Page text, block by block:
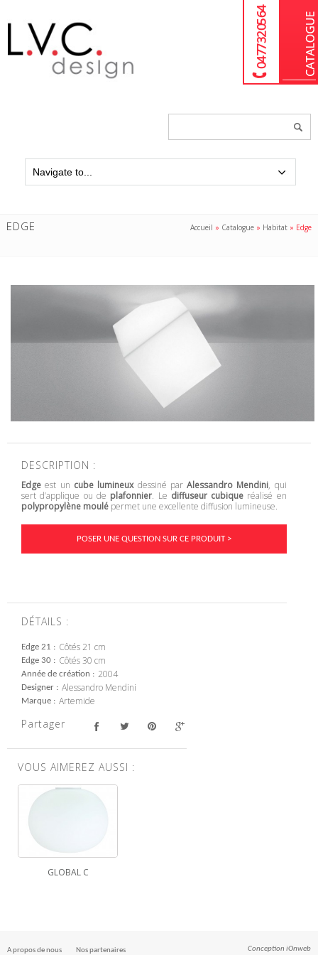
04 77 32 05 64
EDGE Accueil » Catalogue » Habitat » Edge
DESCRIPTION :
Edge est un cube lumineuxdessiné parAlessandro Mendini, qui
sert d’applique ou de plafonnier. Le diffuseur cubique réalisé en
polypropylène moulé permet une excellente diffusion lumineuse.
POSER UNE QUESTION SUR CE PRODUIT >
DÉTAILS :
Edge 21 Côtés 21 cm
Edge 30 Côtés 30 cm
Année de création 2004
Designer Alessandro Mendini
Marque Artemide
Partager
VOUS AIMEREZ AUSSI :
GLOBAL C
A propos de nous Nos partenaires Conception iOnweb